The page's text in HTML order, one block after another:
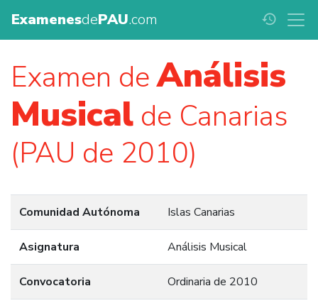
ExamenesdePAU.com history
Examen deAnálisis
Musical de Canarias
(PAU de 2010)
Comunidad Autónoma Islas Canarias
Asignatura Análisis Musical
Convocatoria Ordinaria de 2010